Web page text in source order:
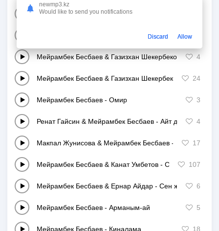
Мейрамбек Бесбаев -Алгыс ани
Кимай сени барамын
Мейрамбек Бесбаев & Газизхан Шекербеков -Достарга
4
Мейрамбек Бесбаев & Газизхан Шекербеков -Достарга
24
Мейрамбек Бесбаев - Омир 3
Ренат Гайсин & Мейрамбек Бесбаев - Айт дедин-ау
4
Макпал Жунисова & Мейрамбек Бесбаев - Омир17
Мейрамбек Бесбаев & Канат Умбетов - Суйикти етши
107
Мейрамбек Бесбаев & Ернар Айдар - Сен жокта 6
Мейрамбек Бесбаев - Арманым-ай 5
Мейрамбек Бесбаев - Киналама 18
newmp3.kz
Would like to send you notifications
Discard Allow